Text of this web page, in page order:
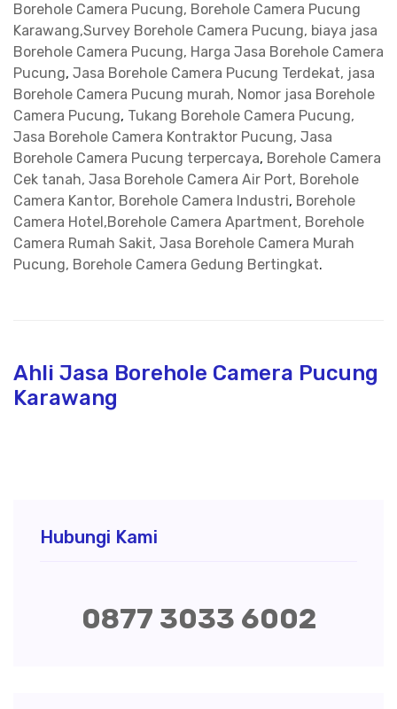
Borehole Camera Pucung, Borehole Camera Pucung
Karawang,Survey Borehole Camera Pucung, biaya jasa
Borehole Camera Pucung, Harga Jasa Borehole Camera
Pucung, Jasa Borehole Camera Pucung Terdekat, jasa
Borehole Camera Pucung murah, Nomor jasa Borehole
Camera Pucung, Tukang Borehole Camera Pucung,
Jasa Borehole Camera Kontraktor Pucung, Jasa
Borehole Camera Pucung terpercaya, Borehole Camera
Cek tanah, Jasa Borehole Camera Air Port, Borehole
Camera Kantor, Borehole Camera Industri, Borehole
Camera Hotel,Borehole Camera Apartment, Borehole
Camera Rumah Sakit, Jasa Borehole Camera Murah
Pucung, Borehole Camera Gedung Bertingkat.
Ahli Jasa Borehole Camera Pucung
Karawang
Hubungi Kami
0877 3033 6002